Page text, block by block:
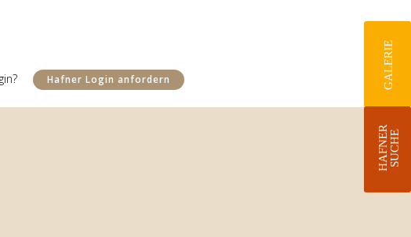
Hafner Login anfordern GALERIE
HAFNERSUCHE